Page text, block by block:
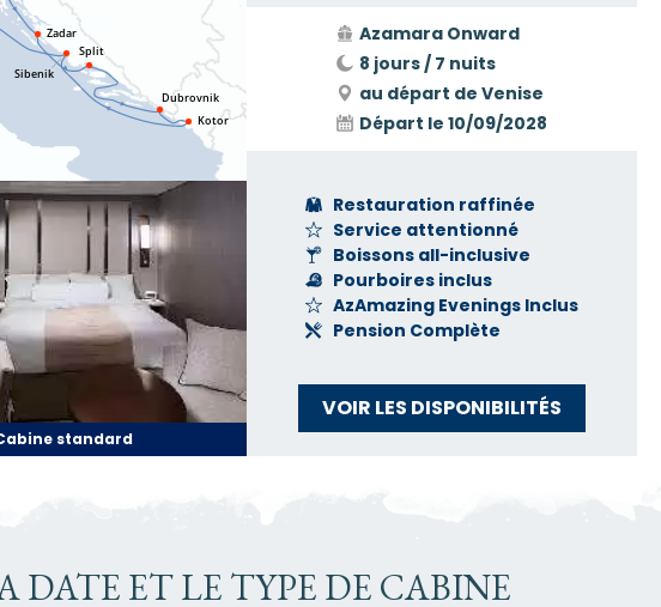
standard
Azamara Onward
8 jours / 7 nuits
au départ de Venise
Départ le 10/09/2028
Restauration raffinée
Service attentionné
Boissons all-inclusive
Pourboires inclus
AzAmazing Evenings Inclus
Pension Complète
VOIR LES DISPONIBILITÉS
DATE ET LE TYPE DE CABINE